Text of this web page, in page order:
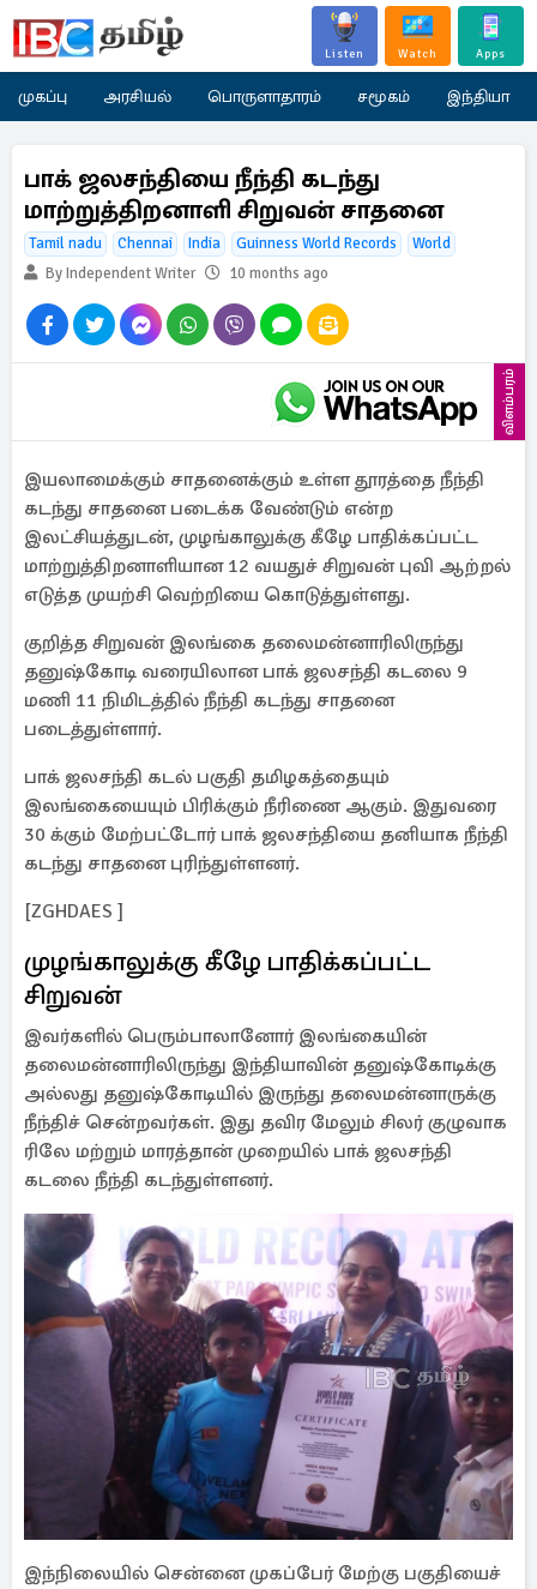
Listen Watch Apps
முகப்பு அரசியல் பொருளாதாரம் சமூகம் இந்தியா
பாக் ஜலசந்தியை நீந்தி கடந்து
மாற்றுத்திறனாளி சிறுவன் சாதனை
Tamil nadu Chennai India Guinness World Records
World
By Independent Writer
10 months ago
விளம்பரம்
இயலாமைக்கும் சாதனைக்கும் உள்ள தூரத்தை நீந்தி
கடந்து சாதனை படைக்க வேண்டும் என்ற
இலட்சியத்துடன், முழங்காலுக்கு கீழே பாதிக்கப்பட்ட
மாற்றுத்திறனாளியான 12 வயதுச் சிறுவன் புவி ஆற்றல்
எடுத்த முயற்சி வெற்றியை கொடுத்துள்ளது.
குறித்த சிறுவன் இலங்கை தலைமன்னாரிலிருந்து
தனுஷ்கோடி வரையிலான பாக் ஜலசந்தி கடலை 9
மணி 11 நிமிடத்தில் நீந்தி கடந்து சாதனை
படைத்துள்ளார்.
பாக் ஜலசந்தி கடல் பகுதி தமிழகத்தையும்
இலங்கையையும் பிரிக்கும் நீரிணை ஆகும். இதுவரை
30 க்கும் மேற்பட்டோர் பாக் ஜலசந்தியை தனியாக நீந்தி
கடந்து சாதனை புரிந்துள்ளனர்.
[ZGHDAES ]
முழங்காலுக்கு கீழே பாதிக்கப்பட்ட
சிறுவன்
இவர்களில் பெரும்பாலானோர் இலங்கையின்
தலைமன்னாரிலிருந்து இந்தியாவின் தனுஷ்கோடிக்கு
அல்லது தனுஷ்கோடியில் இருந்து தலைமன்னாருக்கு
நீந்திச் சென்றவர்கள். இது தவிர மேலும் சிலர் குழுவாக
ரிலே மற்றும் மாரத்தான் முறையில் பாக் ஜலசந்தி
கடலை நீந்தி கடந்துள்ளனர்.
இந்நிலையில் சென்னை முகப்பேர் மேற்கு பகுதியைச்